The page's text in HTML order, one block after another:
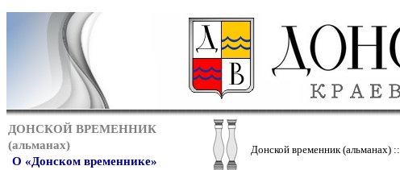
ДОНСКОЙ ВРЕМЕННИК
(альманах)
О «Донском временнике»
Донской временник (альманах) ::